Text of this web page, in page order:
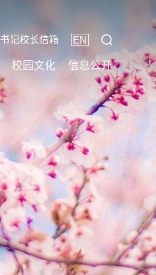
书记校长信箱 EN
校园文化 信息公开